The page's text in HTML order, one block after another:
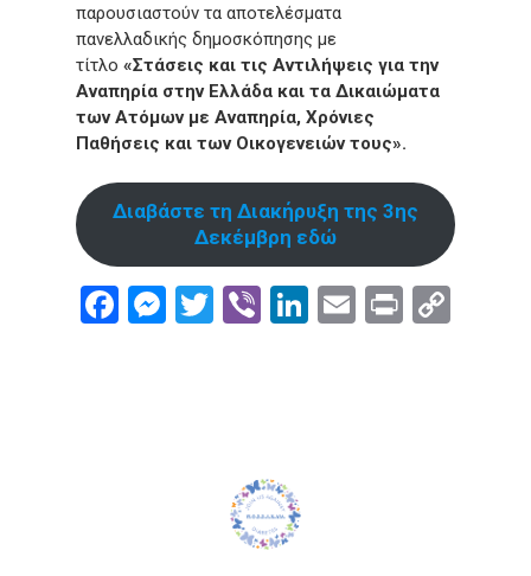
παρουσιαστούν τα αποτελέσματα
πανελλαδικής δημοσκόπησης με
τίτλο «Στάσεις και τις Αντιλήψεις για την
Αναπηρία στην Ελλάδα και τα Δικαιώματα
των Ατόμων με Αναπηρία, Χρόνιες
Παθήσεις και των Οικογενειών τους».
Διαβάστε τη Διακήρυξη της 3ης
Δεκέμβρη εδώ
Facebook
Messenger
Twitter
ViberLinkedIn
Email
Print